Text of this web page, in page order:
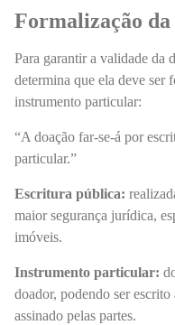
Formalização da
Para garantir a validade da
determina que ela deve ser
instrumento particular:
“A doação far-se-á por
particular.”
Escritura pública:
maior segurança jurídica,
imóveis.
Instrumento particular:
doador, podendo ser
assinado pelas partes.